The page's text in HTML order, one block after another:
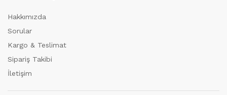
Hakkımızda
Sorular
Kargo & Teslimat
Sipariş Takibi
İletişim